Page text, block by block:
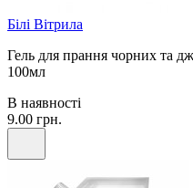
Білі Вітрила
Гель для прання чорних та
100мл
В наявності
9.00 грн.